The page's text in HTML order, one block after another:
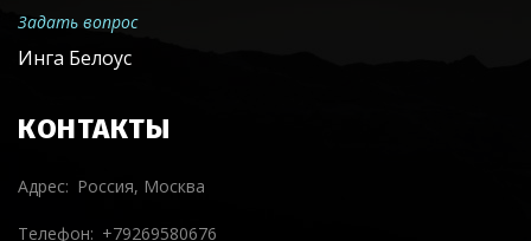
Задать вопрос
Инга Белоус
КОНТАКТЫ
Адрес Россия, Москва
Телефон +79269580676